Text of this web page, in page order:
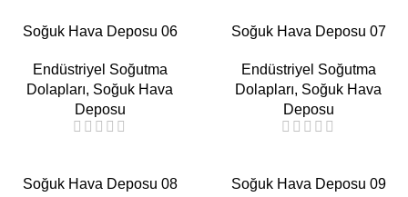
Soğuk Hava Deposu 06
Endüstriyel Soğutma
Dolapları, Soğuk Hava
Deposu
Soğuk Hava Deposu 07
Endüstriyel Soğutma
Dolapları, Soğuk Hava
Deposu
Soğuk Hava Deposu 08 Soğuk Hava Deposu 09